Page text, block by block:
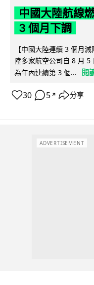
中國大陸航線
3 個月下調
【中國大陸連續 3 個月
陸多家航空公司自 8 月 5
為年內連續第 3 個...
閱
30 5 ↗ 分享
ADVERTISEMENT